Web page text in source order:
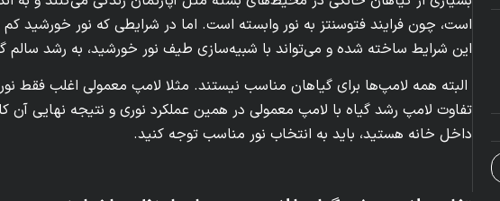
است، چون فرایند فتوسنتز به نور وابسته است. اما در شرایطی که نور خورشید
این شرایط ساخته شده و می‌تواند با شبیه‌سازی طیف نور خورشید، به رشد سالم
البته همه لامپ‌ها برای گیاهان مناسب نیستند. مثلا لامپ معمولی اغلب فقط
تفاوت لامپ رشد گیاه با لامپ معمولی در همین عملکرد نوری و نتیجه نهایی
داخل خانه هستید، باید به انتخاب نور مناسب توجه کنید.